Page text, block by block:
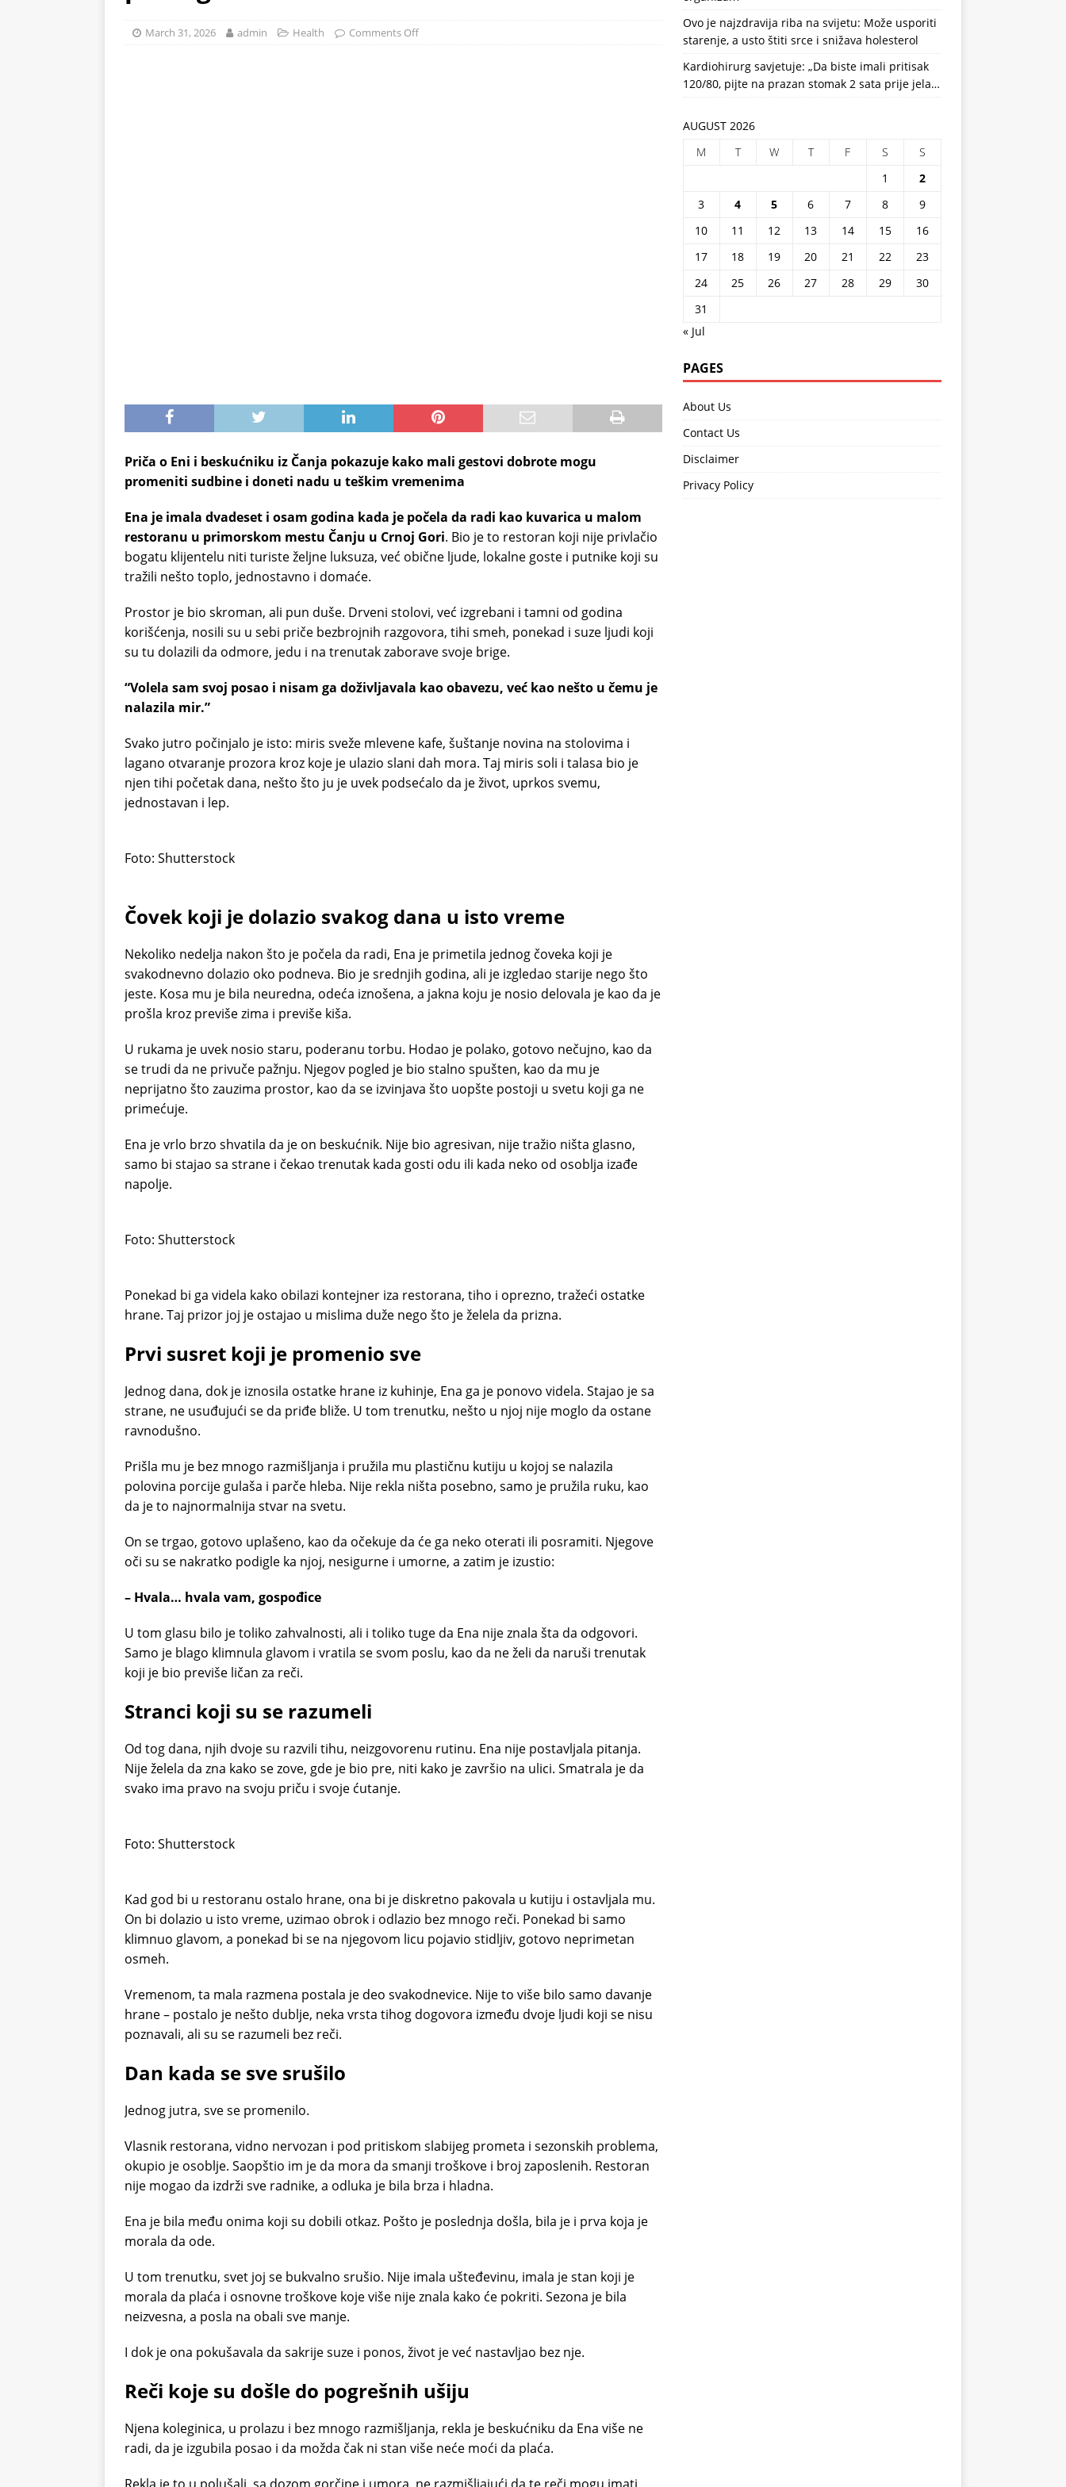
March 31, 2026 admin Health Comments Off
Priča o Eni i beskućniku iz Čanja pokazuje kako mali gestovi dobrote mogu
promeniti sudbine i doneti nadu u teškim vremenima
Ena je imala dvadeset i osam godina kada je počela da radi kao kuvarica u malom
restoranu u primorskom mestu Čanju u Crnoj Gori. Bio je to restoran koji nije privlačio
bogatu klijentelu niti turiste željne luksuza, već obične ljude, lokalne goste i putnike koji su
tražili nešto toplo, jednostavno i domaće.
Prostor je bio skroman, ali pun duše. Drveni stolovi, već izgrebani i tamni od godina
korišćenja, nosili su u sebi priče bezbrojnih razgovora, tihi smeh, ponekad i suze ljudi koji
su tu dolazili da odmore, jedu i na trenutak zaborave svoje brige.
“Volela sam svoj posao i nisam ga doživljavala kao obavezu, već kao nešto u čemu je
nalazila mir.”
Svako jutro počinjalo je isto: miris sveže mlevene kafe, šuštanje novina na stolovima i
lagano otvaranje prozora kroz koje je ulazio slani dah mora. Taj miris soli i talasa bio je
njen tihi početak dana, nešto što ju je uvek podsećalo da je život, uprkos svemu,
jednostavan i lep.
Foto: Shutterstock
Čovek koji je dolazio svakog dana u isto vreme
Nekoliko nedelja nakon što je počela da radi, Ena je primetila jednog čoveka koji je
svakodnevno dolazio oko podneva. Bio je srednjih godina, ali je izgledao starije nego što
jeste. Kosa mu je bila neuredna, odeća iznošena, a jakna koju je nosio delovala je kao da je
prošla kroz previše zima i previše kiša.
U rukama je uvek nosio staru, poderanu torbu. Hodao je polako, gotovo nečujno, kao da
se trudi da ne privuče pažnju. Njegov pogled je bio stalno spušten, kao da mu je
neprijatno što zauzima prostor, kao da se izvinjava što uopšte postoji u svetu koji ga ne
primećuje.
Ena je vrlo brzo shvatila da je on beskućnik. Nije bio agresivan, nije tražio ništa glasno,
samo bi stajao sa strane i čekao trenutak kada gosti odu ili kada neko od osoblja izađe
napolje.
Foto: Shutterstock
Ponekad bi ga videla kako obilazi kontejner iza restorana, tiho i oprezno, tražeći ostatke
hrane. Taj prizor joj je ostajao u mislima duže nego što je želela da prizna.
Prvi susret koji je promenio sve
Jednog dana, dok je iznosila ostatke hrane iz kuhinje, Ena ga je ponovo videla. Stajao je sa
strane, ne usuđujući se da priđe bliže. U tom trenutku, nešto u njoj nije moglo da ostane
ravnodušno.
Prišla mu je bez mnogo razmišljanja i pružila mu plastičnu kutiju u kojoj se nalazila
polovina porcije gulaša i parče hleba. Nije rekla ništa posebno, samo je pružila ruku, kao
da je to najnormalnija stvar na svetu.
On se trgao, gotovo uplašeno, kao da očekuje da će ga neko oterati ili posramiti. Njegove
oči su se nakratko podigle ka njoj, nesigurne i umorne, a zatim je izustio:
– Hvala… hvala vam, gospođice
U tom glasu bilo je toliko zahvalnosti, ali i toliko tuge da Ena nije znala šta da odgovori.
Samo je blago klimnula glavom i vratila se svom poslu, kao da ne želi da naruši trenutak
koji je bio previše ličan za reči.
Stranci koji su se razumeli
Od tog dana, njih dvoje su razvili tihu, neizgovorenu rutinu. Ena nije postavljala pitanja.
Nije želela da zna kako se zove, gde je bio pre, niti kako je završio na ulici. Smatrala je da
svako ima pravo na svoju priču i svoje ćutanje.
Foto: Shutterstock
Kad god bi u restoranu ostalo hrane, ona bi je diskretno pakovala u kutiju i ostavljala mu.
On bi dolazio u isto vreme, uzimao obrok i odlazio bez mnogo reči. Ponekad bi samo
klimnuo glavom, a ponekad bi se na njegovom licu pojavio stidljiv, gotovo neprimetan
osmeh.
Vremenom, ta mala razmena postala je deo svakodnevice. Nije to više bilo samo davanje
hrane – postalo je nešto dublje, neka vrsta tihog dogovora između dvoje ljudi koji se nisu
poznavali, ali su se razumeli bez reči.
Dan kada se sve srušilo
Jednog jutra, sve se promenilo.
Vlasnik restorana, vidno nervozan i pod pritiskom slabijeg prometa i sezonskih problema,
okupio je osoblje. Saopštio im je da mora da smanji troškove i broj zaposlenih. Restoran
nije mogao da izdrži sve radnike, a odluka je bila brza i hladna.
Ena je bila među onima koji su dobili otkaz. Pošto je poslednja došla, bila je i prva koja je
morala da ode.
U tom trenutku, svet joj se bukvalno srušio. Nije imala ušteđevinu, imala je stan koji je
morala da plaća i osnovne troškove koje više nije znala kako će pokriti. Sezona je bila
neizvesna, a posla na obali sve manje.
I dok je ona pokušavala da sakrije suze i ponos, život je već nastavljao bez nje.
Reči koje su došle do pogrešnih ušiju
Njena koleginica, u prolazu i bez mnogo razmišljanja, rekla je beskućniku da Ena više ne
radi, da je izgubila posao i da možda čak ni stan više neće moći da plaća.
Ovo je najzdravija riba na svijetu: Može usporiti
starenje, a usto štiti srce i snižava holesterol
Kardiohirurg savjetuje: „Da biste imali pritisak
120/80, pijte na prazan stomak 2 sata prije jela…
AUGUST 2026
M
T W T F S
S
1
2
3
4 5 6 7 8
9
10
11 12 13 14 15
16
17
18 19 20 21 22
23
24
25 26 27 28 29
30
31
« Jul
PAGES
About Us
Contact Us
Disclaimer
Privacy Policy